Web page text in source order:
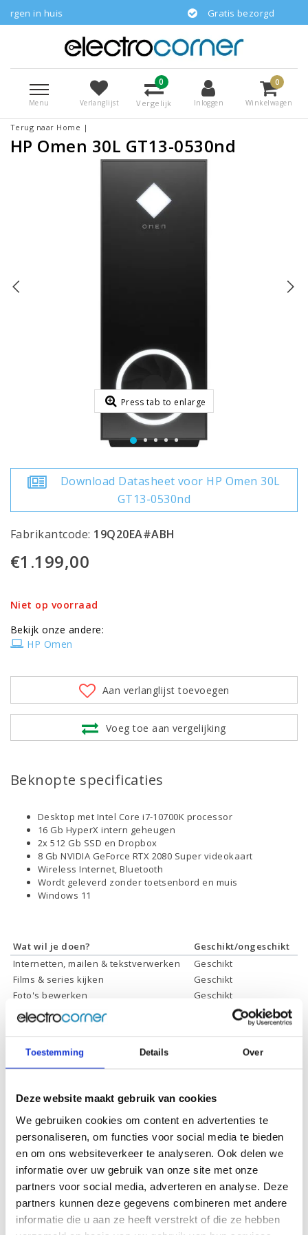
Toestemming Details Over
Deze website maakt gebruik van cookies
We gebruiken cookies om content en advertenties te
personaliseren, om functies voor social media te bieden
en om ons websiteverkeer te analyseren. Ook delen we
informatie over uw gebruik van onze site met onze
partners voor social media, adverteren en analyse. Deze
partners kunnen deze gegevens combineren met andere
informatie die u aan ze heeft verstrekt of die ze hebben
Gratis bezorgd
Menu Verlanglijst
0
Vergelijk Inloggen
0
Winkelwagen
Terug naar Home |
HP Omen 30L GT13-0530nd
Press tab to enlarge
Download Datasheet voor HP Omen 30L
GT13-0530nd
Fabrikantcode: 19Q20EA#ABH
€1.199,00
Niet op voorraad
Bekijk onze andere:
HP Omen
Aan verlanglijst toevoegen
Voeg toe aan vergelijking
Beknopte specificaties
Desktop met Intel Core i7-10700K processor
16 Gb HyperX intern geheugen
2x 512 Gb SSD en Dropbox
8 Gb NVIDIA GeForce RTX 2080 Super videokaart
Wireless Internet, Bluetooth
Wordt geleverd zonder toetsenbord en muis
Windows 11
Wat wil je doen?
Geschikt/ongeschikt
Internetten, mailen & tekstverwerken
Geschikt
Films & series kijken
Geschikt
Foto's bewerken
Geschikt
Video's bewerken
Geschikt
Gamen
* Systeemvereisten zijn sterk afhankelijk van de games die u wilt spelen,
controleer dit eerst en bepaal daarop uw keuze.
Specificaties
Processor:
Intel Core i7-10700K
Processor
cachegeheugen:
16 Mb
Processor kernen:
8
Processor